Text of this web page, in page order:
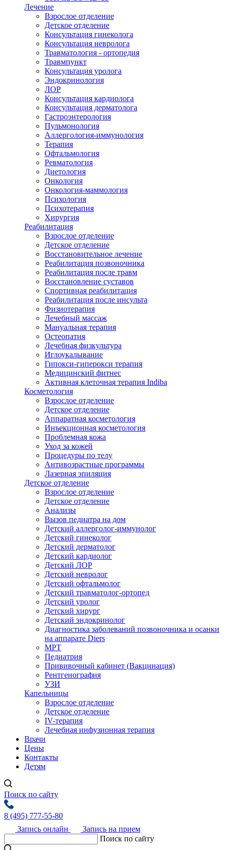
Лечение
Взрослое отделение
Детское отделение
Консультация гинеколога
Консультация невролога
Травматология - ортопедия
Травмпункт
Консультация уролога
Эндокринология
ЛОР
Консультация кардиолога
Консультация дерматолога
Гастроэнтерология
Пульмонология
Аллергология-иммунология
Терапия
Офтальмология
Ревматология
Диетология
Онкология
Онкология-маммология
Психология
Психотерапия
Хирургия
Реабилитация
Взрослое отделение
Детское отделение
Восстановительное лечение
Реабилитация позвоночника
Реабилитация после травм
Восстановление суставов
Спортивная реабилитация
Реабилитация после инсульта
Физиотерапия
Лечебный массаж
Мануальная терапия
Остеопатия
Лечебная физкультура
Иглоукалывание
Гипокси-гиперокси терапия
Медицинский фитнес
Активная клеточная терапия Indiba
Косметология
Взрослое отделение
Детское отделение
Аппаратная косметология
Инъекционная косметология
Проблемная кожа
Уход за кожей
Процедуры по телу
Антивозрастные программы
Лазерная эпиляция
Детское отделение
Взрослое отделение
Детское отделение
Анализы
Вызов педиатра на дом
Детский аллерголог-иммунолог
Детский гинеколог
Детский дерматолог
Детский кардиолог
Детский ЛОР
Детский невролог
Детский офтальмолог
Детский травматолог-ортопед
Детский уролог
Детский хирург
Детский эндокринолог
Диагностика заболеваний позвоночника и осанки
на аппарате Diers
МРТ
Педиатрия
Прививочный кабинет (Вакцинация)
Рентгенография
УЗИ
Капельницы
Взрослое отделение
Детское отделение
IV-терапия
Лечебная инфузионная терапия
Врачи
Цены
Контакты
Детям
Поиск по сайту
8 (495) 777-55-80
Запись онлайн
Запись на прием
Поиск по сайту